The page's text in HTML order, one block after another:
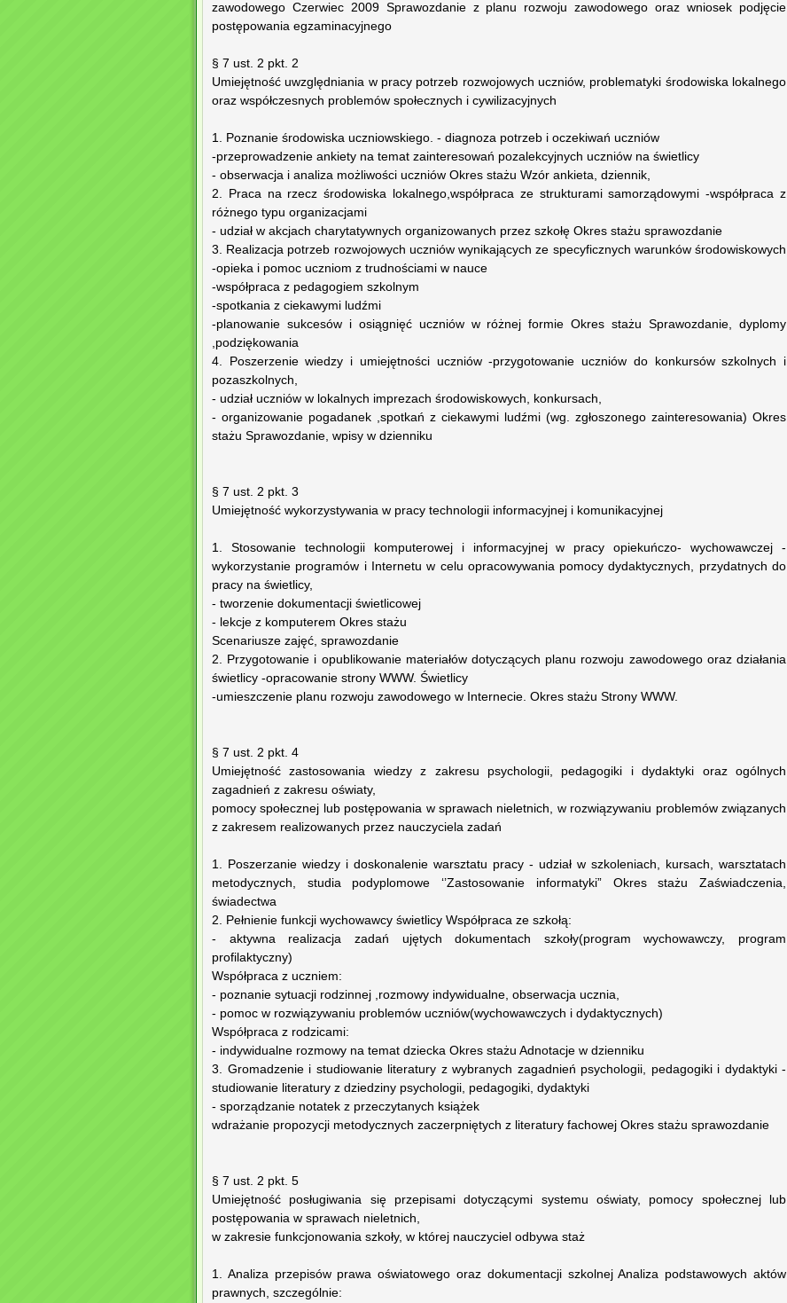
zawodowego Czerwiec 2009 Sprawozdanie z planu rozwoju zawodowego oraz wniosek podjęcie
postępowania egzaminacyjnego
§ 7 ust. 2 pkt. 2
Umiejętność uwzględniania w pracy potrzeb rozwojowych uczniów, problematyki środowiska lokalnego
oraz współczesnych problemów społecznych i cywilizacyjnych
1. Poznanie środowiska uczniowskiego. - diagnoza potrzeb i oczekiwań uczniów
-przeprowadzenie ankiety na temat zainteresowań pozalekcyjnych uczniów na świetlicy
- obserwacja i analiza możliwości uczniów Okres stażu Wzór ankieta, dziennik,
2. Praca na rzecz środowiska lokalnego,współpraca ze strukturami samorządowymi -współpraca z
różnego typu organizacjami
- udział w akcjach charytatywnych organizowanych przez szkołę Okres stażu sprawozdanie
3. Realizacja potrzeb rozwojowych uczniów wynikających ze specyficznych warunków środowiskowych
-opieka i pomoc uczniom z trudnościami w nauce
-współpraca z pedagogiem szkolnym
-spotkania z ciekawymi ludźmi
-planowanie sukcesów i osiągnięć uczniów w różnej formie Okres stażu Sprawozdanie, dyplomy
,podziękowania
4. Poszerzenie wiedzy i umiejętności uczniów -przygotowanie uczniów do konkursów szkolnych i
pozaszkolnych,
- udział uczniów w lokalnych imprezach środowiskowych, konkursach,
- organizowanie pogadanek ,spotkań z ciekawymi ludźmi (wg. zgłoszonego zainteresowania) Okres
stażu Sprawozdanie, wpisy w dzienniku
§ 7 ust. 2 pkt. 3
Umiejętność wykorzystywania w pracy technologii informacyjnej i komunikacyjnej
1. Stosowanie technologii komputerowej i informacyjnej w pracy opiekuńczo- wychowawczej -
wykorzystanie programów i Internetu w celu opracowywania pomocy dydaktycznych, przydatnych do
pracy na świetlicy,
- tworzenie dokumentacji świetlicowej
- lekcje z komputerem Okres stażu
Scenariusze zajęć, sprawozdanie
2. Przygotowanie i opublikowanie materiałów dotyczących planu rozwoju zawodowego oraz działania
świetlicy -opracowanie strony WWW. Świetlicy
-umieszczenie planu rozwoju zawodowego w Internecie. Okres stażu Strony WWW.
§ 7 ust. 2 pkt. 4
Umiejętność zastosowania wiedzy z zakresu psychologii, pedagogiki i dydaktyki oraz ogólnych
zagadnień z zakresu oświaty,
pomocy społecznej lub postępowania w sprawach nieletnich, w rozwiązywaniu problemów związanych
z zakresem realizowanych przez nauczyciela zadań
1. Poszerzanie wiedzy i doskonalenie warsztatu pracy - udział w szkoleniach, kursach, warsztatach
metodycznych, studia podyplomowe ‘’Zastosowanie informatyki” Okres stażu Zaświadczenia,
świadectwa
2. Pełnienie funkcji wychowawcy świetlicy Współpraca ze szkołą:
- aktywna realizacja zadań ujętych dokumentach szkoły(program wychowawczy, program
profilaktyczny)
Współpraca z uczniem:
- poznanie sytuacji rodzinnej ,rozmowy indywidualne, obserwacja ucznia,
- pomoc w rozwiązywaniu problemów uczniów(wychowawczych i dydaktycznych)
Współpraca z rodzicami:
- indywidualne rozmowy na temat dziecka Okres stażu Adnotacje w dzienniku
3. Gromadzenie i studiowanie literatury z wybranych zagadnień psychologii, pedagogiki i dydaktyki -
studiowanie literatury z dziedziny psychologii, pedagogiki, dydaktyki
- sporządzanie notatek z przeczytanych książek
wdrażanie propozycji metodycznych zaczerpniętych z literatury fachowej Okres stażu sprawozdanie
§ 7 ust. 2 pkt. 5
Umiejętność posługiwania się przepisami dotyczącymi systemu oświaty, pomocy społecznej lub
postępowania w sprawach nieletnich,
w zakresie funkcjonowania szkoły, w której nauczyciel odbywa staż
1. Analiza przepisów prawa oświatowego oraz dokumentacji szkolnej Analiza podstawowych aktów
prawnych, szczególnie: